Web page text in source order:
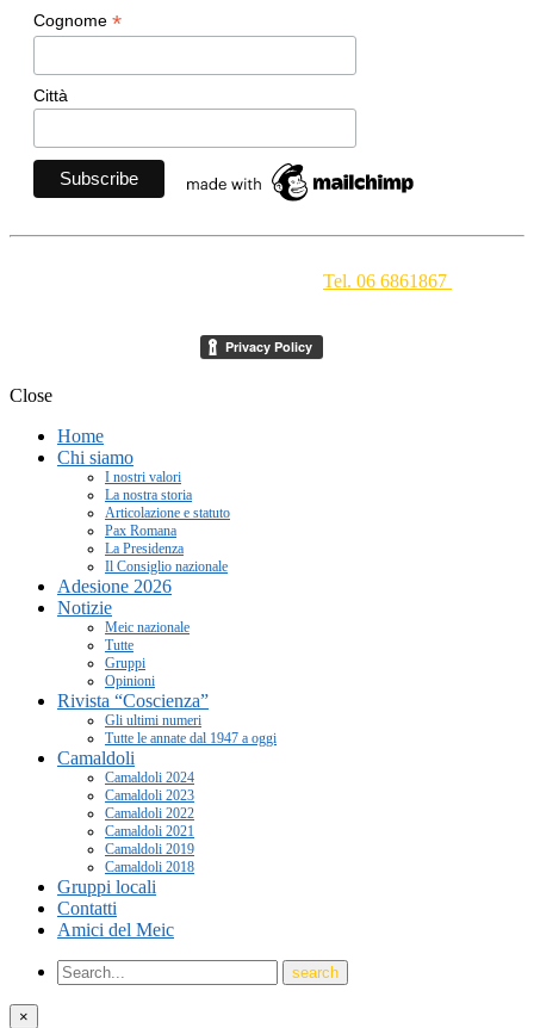
Cognome *
Città
Tel. 06 6861867
Close
Home
Chi siamo
I nostri valori
La nostra storia
Articolazione e statuto
Pax Romana
La Presidenza
Il Consiglio nazionale
Adesione 2026
Notizie
Meic nazionale
Tutte
Gruppi
Opinioni
Rivista “Coscienza”
Gli ultimi numeri
Tutte le annate dal 1947 a oggi
Camaldoli
Camaldoli 2024
Camaldoli 2023
Camaldoli 2022
Camaldoli 2021
Camaldoli 2019
Camaldoli 2018
Gruppi locali
Contatti
Amici del Meic
×